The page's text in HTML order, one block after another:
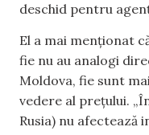
deschid pentru
El a mai menționat
fie nu au analogi
Moldova, fie sunt
vedere al prețului.
Rusia) nu afectează